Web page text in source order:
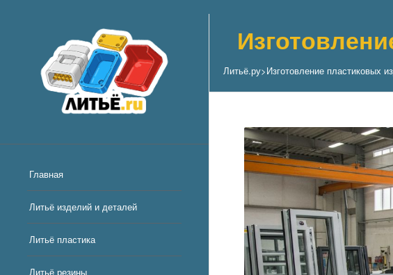
Главная
Литьё изделий и деталей
Литьё пластика
Литьё резины
Литьё.ру>Изготовление пластиковых